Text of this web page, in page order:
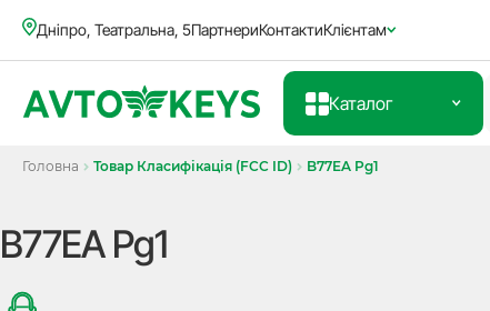
Дніпро, Театральна, 5ПартнериКонтактиКлієнтам
Каталог
Головна Товар Класифікація (FCC ID) B77EA Pg1
B77EA Pg1